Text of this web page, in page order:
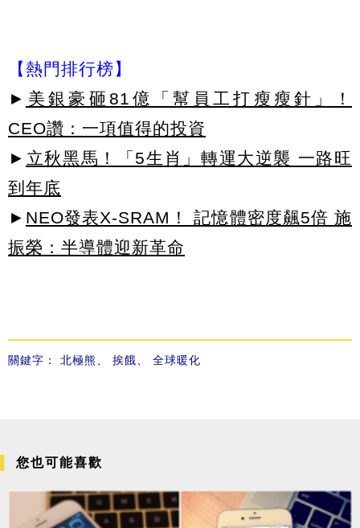
【熱門排行榜】
► 美銀豪砸81億「幫員工打瘦瘦針」！
CEO讚：一項值得的投資
► 立秋黑馬！「5生肖」轉運大逆襲 一路旺
到年底
► NEO發表X-SRAM！ 記憶體密度飆5倍 施
振榮：半導體迎新革命
關鍵字： 北極熊、 挨餓、 全球暖化
您也可能喜歡